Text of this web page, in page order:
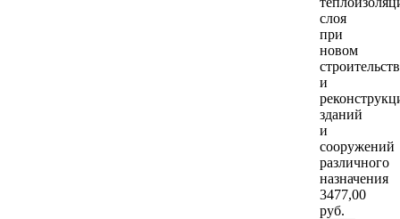
слоя
при
новом
и
зданий
и
сооружений
различного
назначения
3477,00
руб.